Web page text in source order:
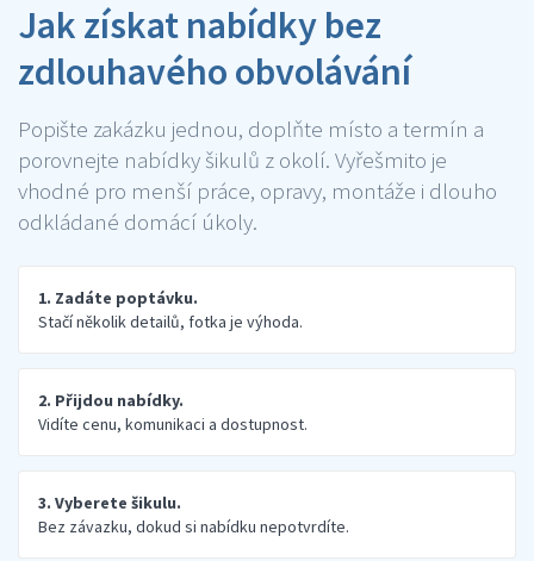
Jak získat nabídky bez
zdlouhavého obvolávání
Popište zakázku jednou, doplňte místo a termín a
porovnejte nabídky šikulů z okolí. Vyřešmito je
vhodné pro menší práce, opravy, montáže i dlouho
odkládané domácí úkoly.
1. Zadáte poptávku.
Stačí několik detailů, fotka je výhoda.
2. Přijdou nabídky.
Vidíte cenu, komunikaci a dostupnost.
3. Vyberete šikulu.
Bez závazku, dokud si nabídku nepotvrdíte.